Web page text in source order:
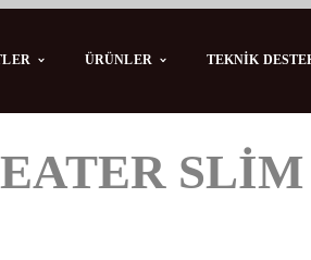
ÜRÜNLER TEKNIK
SLIM